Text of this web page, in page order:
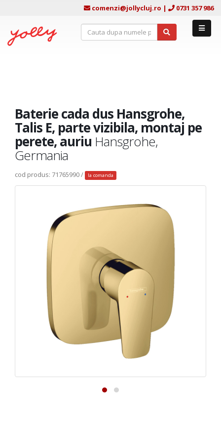
comenzi@jollycluj.ro | 0731 357 986
Baterie cada dus Hansgrohe,
Talis E, parte vizibila, montaj pe
perete, auriu Hansgrohe,
Germania
cod produs: 71765990 / la comanda